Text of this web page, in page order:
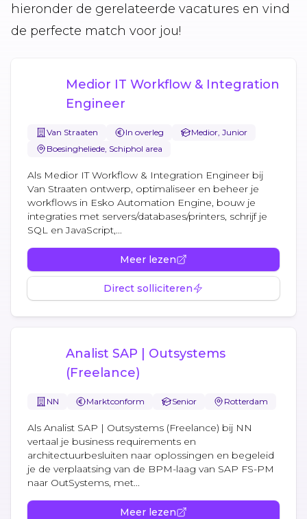
hieronder de gerelateerde vacatures en vind
de perfecte match voor jou!
Medior IT Workflow & Integration
Engineer
Van Straaten In overleg
Medior, Junior
Boesingheliede, Schiphol area
Als Medior IT Workflow & Integration Engineer bij
Van Straaten ontwerp, optimaliseer en beheer je
workflows in Esko Automation Engine, bouw je
integraties met servers/databases/printers, schrijf je
SQL en JavaScript,...
Meer lezen
Direct solliciteren
Analist SAP | Outsystems
(Freelance)
NN Marktconform Senior Rotterdam
Als Analist SAP | Outsystems (Freelance) bij NN
vertaal je business requirements en
architectuurbesluiten naar oplossingen en begeleid
je de verplaatsing van de BPM-laag van SAP FS-PM
naar OutSystems, met...
Meer lezen